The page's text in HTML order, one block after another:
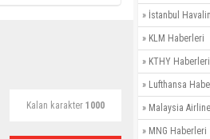
Kalan karakter 1000
» İstanbul
» KLM Haberleri
» KTHY Haberleri
» Lufthansa
» Malaysia
» MNG Haberleri